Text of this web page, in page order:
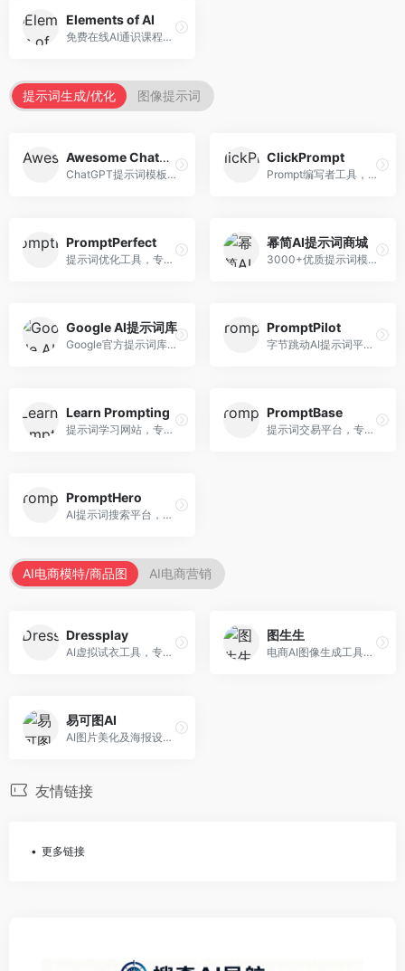
Elements of AI
免费在线AI通识课程，专注于AI基础知识普及。面向普通大众，提供AI概念、原理、应用等入门知识，语言通俗易懂。
提示词生成/优化 图像提示词
Awesome ChatGPT Prompts
ChatGPT提示词模板库，专注于实用提示词收集。面向ChatGPT用户，提供提示词模板、使用场景、效果展示等资源，模板实用性强。
ClickPrompt
Prompt编写者工具，专注于提示词创作辅助。面向提示词创作者，提供提示词编辑、测试、分享等服务，创作工具完善。
PromptPerfect
提示词优化工具，专注于提示词质量提升。面向AI用户，提供提示词优化、效果测试、版本对比等服务，提示词优化专业。
幂简AI提示词商城
3000+优质提示词模板平台，专注于中文提示词。面向中文AI用户，提供提示词模板、分类检索、一键使用等服务，中文提示词丰富。
Google AI提示词库
Google官方提示词库，专注于Gemini模型优化。面向开发者，提供官方提示词指南、最佳实践、示例代码等资源，权威性强。
PromptPilot
字节跳动AI提示词平台，专注于提示词优化与管理。面向AI用户，提供提示词优化、效果测试、团队协作等服务，企业级功能完善。
Learn Prompting
提示词学习网站，专注于提示词工程教育。面向AI学习者，提供提示词教程、最佳实践、案例研究等资源，教学内容系统。
PromptBase
提示词交易平台，专注于高质量提示词买卖。面向AI创作者，提供提示词交易、模板购买、创作者收益等服务，提示词质量高。
PromptHero
AI提示词搜索平台，整合多种AI工具提示词资源。面向AI创作者，提供提示词搜索、模板库、社区分享等服务，提示词资源丰富。
AI电商模特/商品图 AI电商营销
Dressplay
AI虚拟试衣工具，专注于服装电商体验。面向服装电商，提供虚拟试穿、尺码推荐、穿搭建议等服务，试衣体验真实。
图生生
电商AI图像生成工具，专注于商品图创作。面向电商卖家，提供商品图生成、背景替换、批量处理等服务，商品图质量高。
易可图AI
AI图片美化及海报设计平台，专注于电商视觉设计。面向电商卖家，提供图片美化、海报设计、营销素材等服务，设计效率高。
友情链接
更多链接